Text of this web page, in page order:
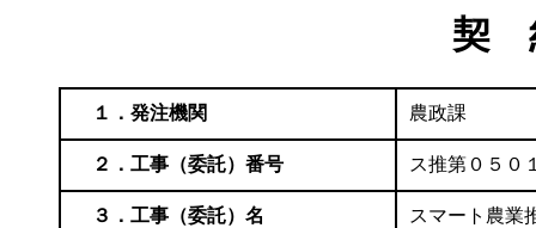
契
１．発注機関 農政課
２．工事（委託）番号 ス推第０５０
３．工事（委託）名 スマート農業